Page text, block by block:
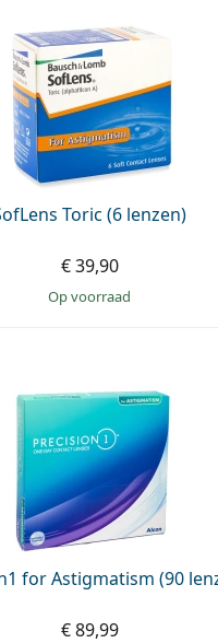
Toric (6 lenzen)
€ 39,90
op voorraad
for Astigmatism (90
€ 89,99